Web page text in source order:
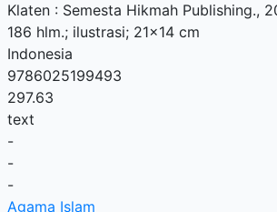
Klaten: Semesta Hikmah Publishing.,
186 hlm.; ilustrasi; 21x14 cm
Indonesia
9786025199493
297.63
text
-
-
-
Agama Islam